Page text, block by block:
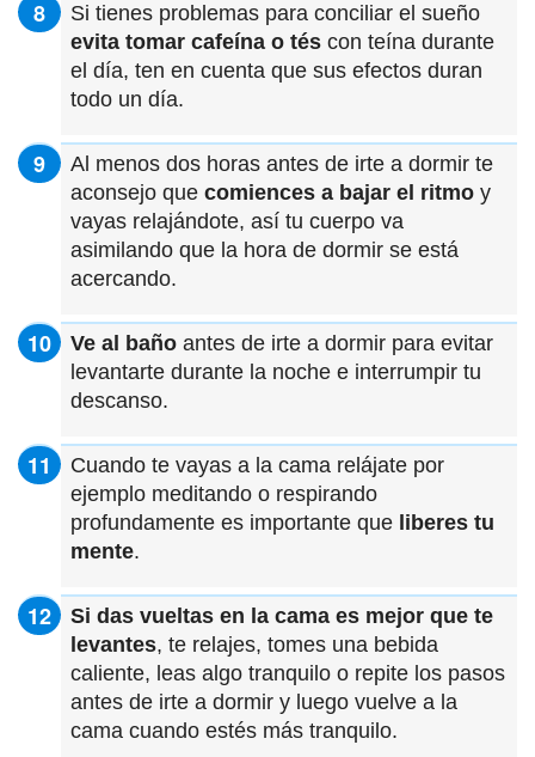
Si tienes problemas para conciliar el sueño
evita tomar cafeína o tés con teína durante
el día, ten en cuenta que sus efectos duran
todo un día.
Al menos dos horas antes de irte a dormir te
aconsejo que comiences a bajar el ritmo y
vayas relajándote, así tu cuerpo va
asimilando que la hora de dormir se está
acercando.
Ve al baño antes de irte a dormir para evitar
levantarte durante la noche e interrumpir tu
descanso.
Cuando te vayas a la cama relájate por
ejemplo meditando o respirando
profundamente es importante que liberes tu
mente.
Si das vueltas en la cama es mejor que te
levantes, te relajes, tomes una bebida
caliente, leas algo tranquilo o repite los pasos
antes de irte a dormir y luego vuelve a la
cama cuando estés más tranquilo.